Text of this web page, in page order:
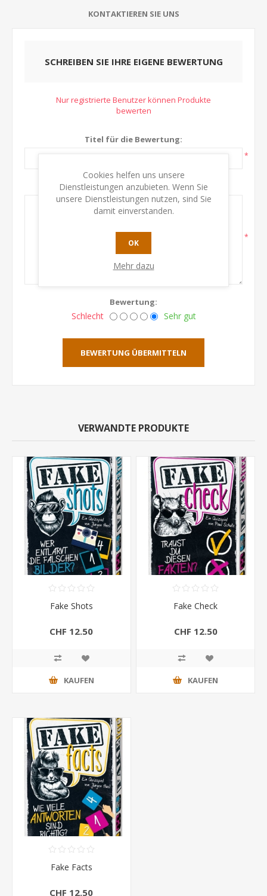
KONTAKTIEREN SIE UNS
SCHREIBEN SIE IHRE EIGENE BEWERTUNG
Nur registrierte Benutzer können Produkte
bewerten
Titel für die Bewertung:
*
Text:
*
Bewertung:
Schlecht Sehr gut
BEWERTUNG ÜBERMITTELN
VERWANDTE PRODUKTE
Fake Shots
CHF 12.50
KAUFEN
Fake Check
CHF 12.50
KAUFEN
Fake Facts
CHF 12.50
Cookies helfen uns unsere
Dienstleistungen anzubieten. Wenn Sie
unsere Dienstleistungen nutzen, sind Sie
damit einverstanden.
OK
Mehr dazu